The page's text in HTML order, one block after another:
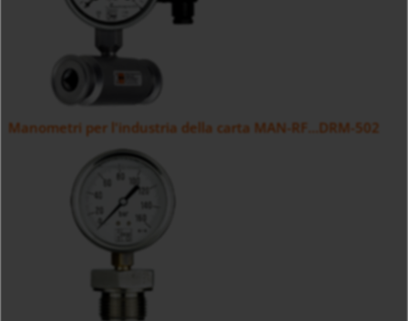
Manometri per l'industria della carta MAN-RF...DRM-502